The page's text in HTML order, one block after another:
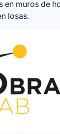
en muros de
losas.